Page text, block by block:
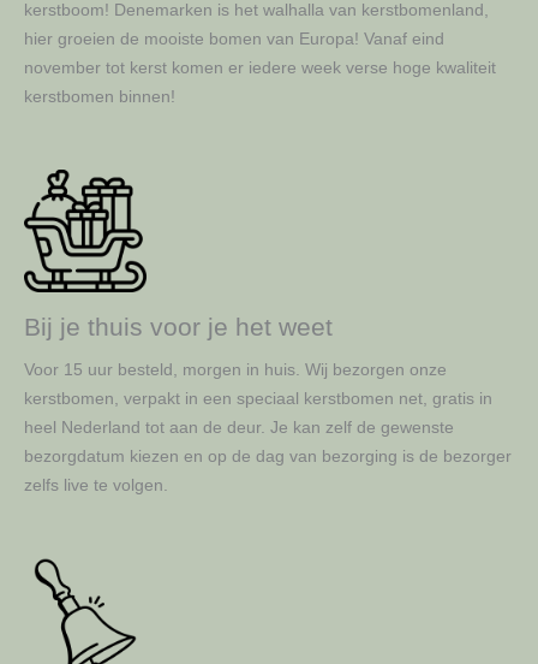
kerstboom! Denemarken is het walhalla van kerstbomenland,
hier groeien de mooiste bomen van Europa! Vanaf eind
november tot kerst komen er iedere week verse hoge kwaliteit
kerstbomen binnen!
Bij je thuis voor je het weet
Voor 15 uur besteld, morgen in huis. Wij bezorgen onze
kerstbomen, verpakt in een speciaal kerstbomen net, gratis in
heel Nederland tot aan de deur. Je kan zelf de gewenste
bezorgdatum kiezen en op de dag van bezorging is de bezorger
zelfs live te volgen.